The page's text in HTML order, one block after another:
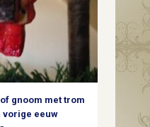
gnoom met trom
vorige eeuw